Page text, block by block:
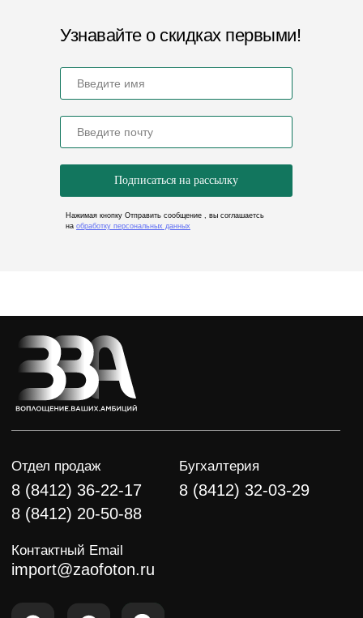
Узнавайте о скидках первыми!
Подписаться на рассылку
Нажимая кнопку Отправить сообщение , вы соглашаетсь
на обработку персональных данных